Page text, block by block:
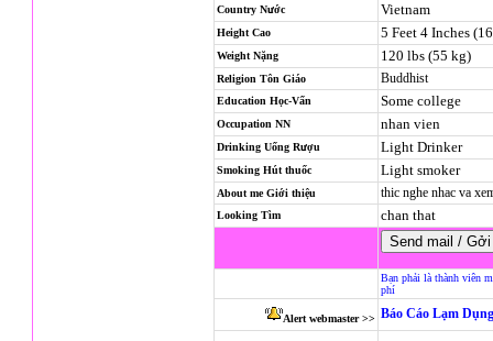
Country Nước Vietnam
Height Cao 5 Feet 4 Inches
Weight Nặng 120 lbs (55 kg)
Religion Tôn Giáo Buddhist
Education Học-Vấn Some college
Occupation NN nhan vien
Drinking Uống Rượu Light Drinker
Smoking Hút thuốc Light smoker
About me Giới thiệu thic nghe nhac va
Looking Tìm chan that
Bạn phải là thành viên
phí
Alert webmaster >> Báo Cáo Lạm